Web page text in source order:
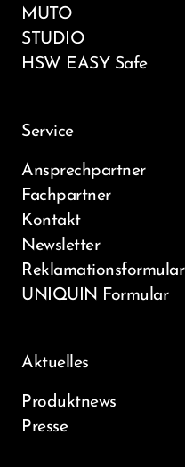
MUTO
STUDIO
HSW EASY Safe
Service
Ansprechpartner
Fachpartner
Kontakt
Newsletter
Reklamationsformular
UNIQUIN Formular
Aktuelles
Produktnews
Presse